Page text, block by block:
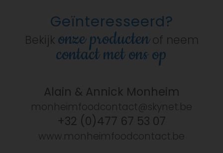
Geïnteresseerd?
Bekijk onze productenof neem
contact met ons op
Alain & Annick Monheim
monheimfoodcontact@skynet.be
+32 (0)477 67 53 07
www.monheimfoodcontact.be